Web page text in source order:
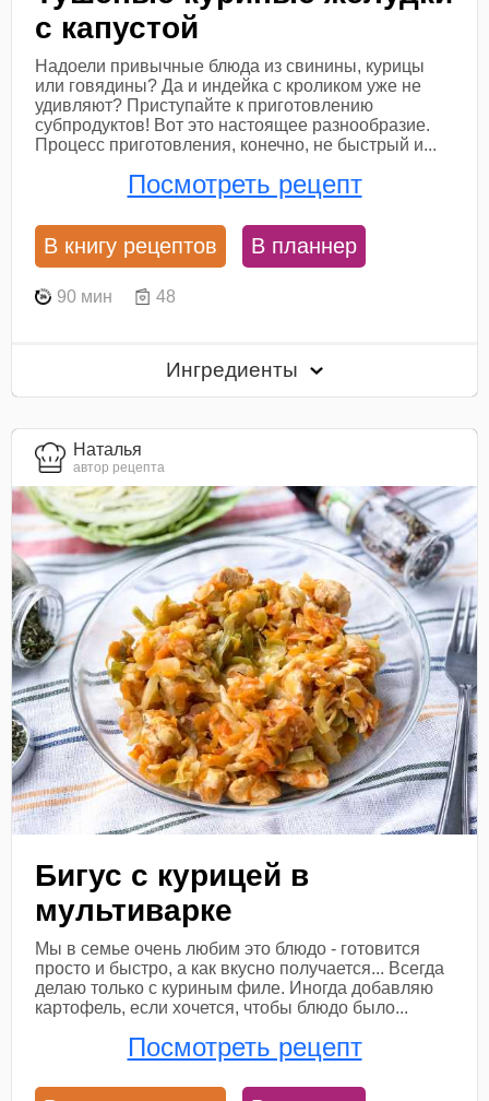
с капустой
Надоели привычные блюда из свинины, курицы
или говядины? Да и индейка с кроликом уже не
удивляют? Приступайте к приготовлению
субпродуктов! Вот это настоящее разнообразие.
Процесс приготовления, конечно, не быстрый и...
Посмотреть рецепт
В книгу рецептов В планнер
90 мин 48
Ингредиенты
Наталья
автор рецепта
Бигус с курицей в
мультиварке
Мы в семье очень любим это блюдо - готовится
просто и быстро, а как вкусно получается... Всегда
делаю только с куриным филе. Иногда добавляю
картофель, если хочется, чтобы блюдо было...
Посмотреть рецепт